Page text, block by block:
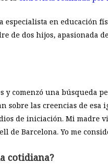
especialista en
de dos hijos, apasionada
comenzó una búsqueda
las creencias de esa
de iniciación. Mi madre
de Barcelona. Yo me
cotidiana?